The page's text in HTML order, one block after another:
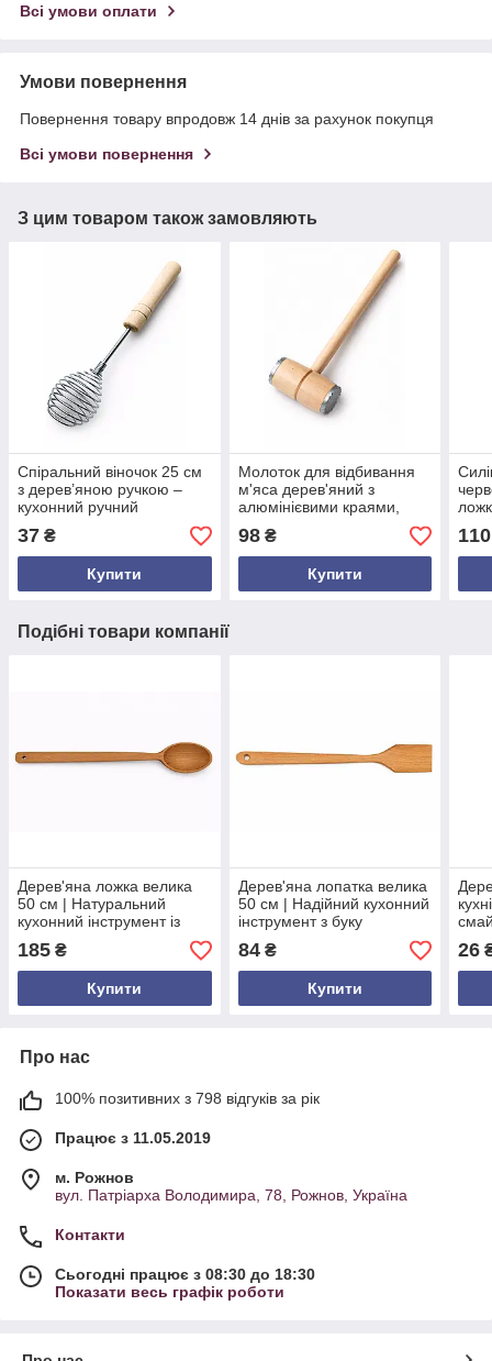
Всі умови оплати
Умови повернення
Повернення товару впродовж 14 днів за рахунок покупця
Всі умови повернення
З цим товаром також замовляють
Спіральний віночок 25 см
з дерев’яною ручкою –
кухонний ручний
інструмент для збивання
яєць, тіста та соусів
37 ₴
Купити
Молоток для відбивання
м'яса дерев'яний з
алюмінієвими краями,
30,5 см — міцний
кухонний інструмент із
буку
98₴
Купити
110
Подібні товари компанії
Дерев'яна ложка велика
50 см | Натуральний
кухонний інструмент із
185 ₴
Купити
Дерев'яна лопатка велика
50 см | Надійний кухонний
інструмент з буку
84₴
Купити
26
Про нас
100% позитивних з 798 відгуків за рік
Працює з 11.05.2019
м. Рожнов
вул. Патріарха Володимира, 78, Рожнов, Україна
Контакти
Сьогодні працює з 08:30 до 18:30
Показати весь графік роботи